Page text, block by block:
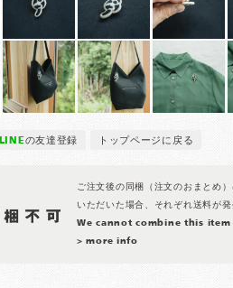
LINEの友達登録 トップページに戻る
ご注文後の同梱（注文のおまとめ
いただいた場合、それぞれ送料が発
We cannot combine this
> more info